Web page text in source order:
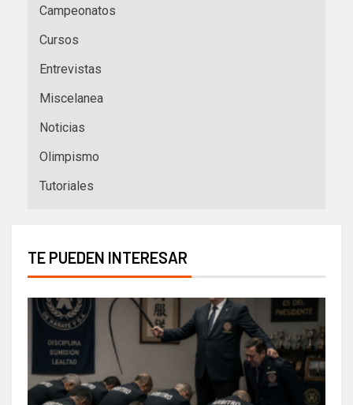
Campeonatos
Cursos
Entrevistas
Miscelanea
Noticias
Olimpismo
Tutoriales
TE PUEDEN INTERESAR